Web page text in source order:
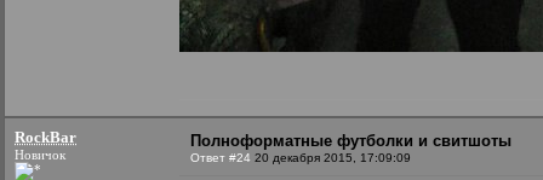
RockBar
Новичок
Полноформатные футболки и свитшоты
Ответ #24 20 декабря 2015, 17:09:09